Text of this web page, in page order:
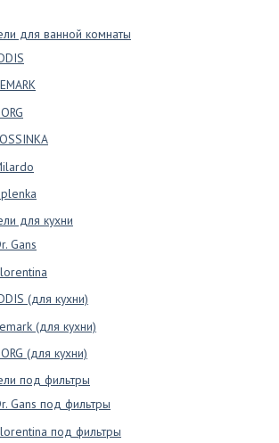
для ванной комнаты
для кухни
Gans
(для кухни)
(для кухни)
(для кухни)
под фильтры
Gans под фильтры
под фильтры